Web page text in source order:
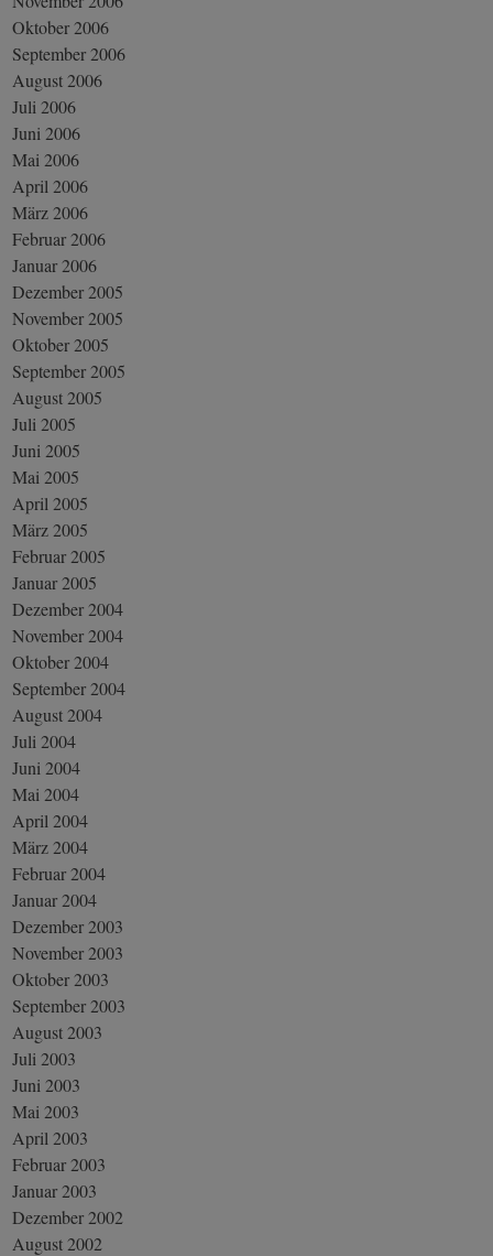
Oktober 2006
September 2006
August 2006
Juli 2006
Juni 2006
Mai 2006
April 2006
März 2006
Februar 2006
Januar 2006
Dezember 2005
November 2005
Oktober 2005
September 2005
August 2005
Juli 2005
Juni 2005
Mai 2005
April 2005
März 2005
Februar 2005
Januar 2005
Dezember 2004
November 2004
Oktober 2004
September 2004
August 2004
Juli 2004
Juni 2004
Mai 2004
April 2004
März 2004
Februar 2004
Januar 2004
Dezember 2003
November 2003
Oktober 2003
September 2003
August 2003
Juli 2003
Juni 2003
Mai 2003
April 2003
Februar 2003
Januar 2003
Dezember 2002
August 2002